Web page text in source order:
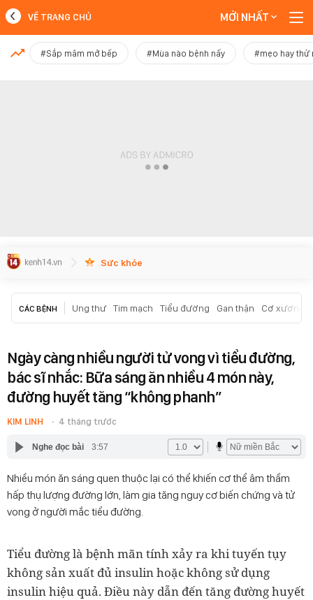
MỚI NHẤT
VỀ TRANG CHỦ MỚI NHẤT
#Sắp mâm mở bếp #Mùa nào bệnh nấy #mẹo hay thử
Sức khỏe
CÁC BỆNH Ung thư Tim mạch Tiểu đường Gan thận Cơ xương
Ngày càng nhiều người tử vong vì tiểu đường,
bác sĩ nhắc: Bữa sáng ăn nhiều 4 món này,
đường huyết tăng “không phanh”
KIM LINH 4 tháng trước
Nghe đọc bài 3:57
Nhiều món ăn sáng quen thuộc lại có thể khiến cơ thể âm thầm
hấp thụ lượng đường lớn, làm gia tăng nguy cơ biến chứng và tử
vong ở người mắc tiểu đường.
Tiểu đường là bệnh mãn tính xảy ra khi tuyến tụy
không sản xuất đủ insulin hoặc không sử dụng
insulin hiệu quả. Điều này dẫn đến tăng đường huyết